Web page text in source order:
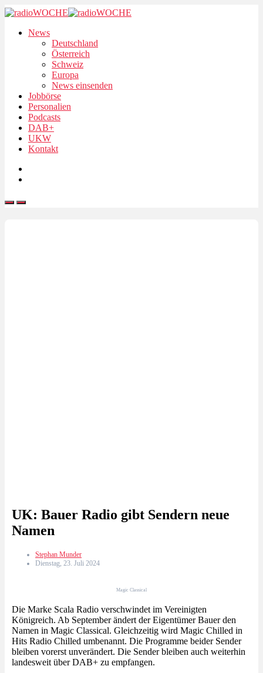
News
Deutschland
Österreich
Schweiz
Europa
News einsenden
Jobbörse
Personalien
Podcasts
DAB+
UKW
Kontakt
UK: Bauer Radio gibt Sendern neue
Namen
Stephan Munder
Dienstag, 23. Juli 2024
Magic Classical
Die Marke Scala Radio verschwindet im Vereinigten
Königreich. Ab September ändert der Eigentümer Bauer den
Namen in Magic Classical. Gleichzeitig wird Magic Chilled in
Hits Radio Chilled umbenannt. Die Programme beider Sender
bleiben vorerst unverändert. Die Sender bleiben auch weiterhin
landesweit über DAB+ zu empfangen.